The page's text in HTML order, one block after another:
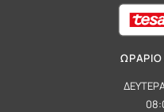
ΩΡΑΡΙΟ